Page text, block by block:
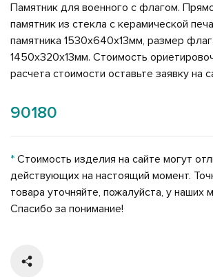
Памятник для военного с флагом.
памятник из стекла с керамической
памятника 1530х640х13мм, размер
1450х320х13мм. Стоимость
расчета стоимости оставьте заявку на
90180
* Стоимость изделия на сайте могут
действующих на настоящий момент.
товара уточняйте, пожалуйста, у наших
Спасибо за понимание!